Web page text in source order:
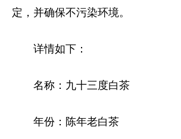
定，并确保不污染环境。
详情如下：
名称：九十三度白茶
年份：陈年老白茶